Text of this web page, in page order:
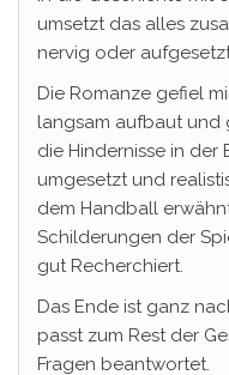
umsetzt das alles
nervig oder
Die Romanze gefiel
langsam aufbaut und
die Hindernisse in
umgesetzt und
dem Handball
Schilderungen der
gut Recherchiert.
Das Ende ist ganz
passt zum Rest der
Fragen beantwortet.